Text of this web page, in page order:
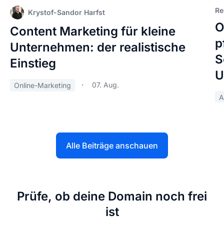
Krystof-Sandor Harfst
Content Marketing für kleine
Unternehmen: der realistische
Einstieg
Online-Marketing 07. Aug.
Alle Beiträge anschauen
Prüfe, ob deine Domain noch frei
ist